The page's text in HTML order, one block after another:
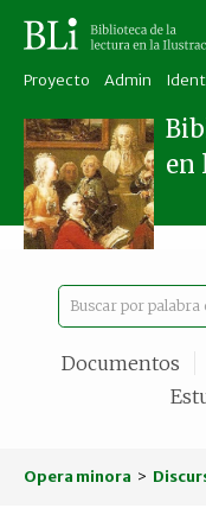
Proyecto Admin
en
Documentos
Opera minora >